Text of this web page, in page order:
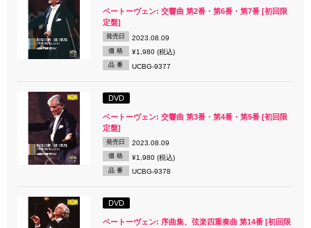
ベートーヴェン: 交響曲 第2番・第6番・第7番 [初回限
定盤]
発売日 2023.08.09
価 格 ¥1,980 (税込)
品 番 UCBG-9377
DVD
ベートーヴェン: 交響曲 第3番・第4番・第5番 [初回限
定盤]
発売日 2023.08.09
価 格 ¥1,980 (税込)
品 番 UCBG-9378
DVD
ベートーヴェン: 序曲集、弦楽四重奏曲 第14番 [初回限